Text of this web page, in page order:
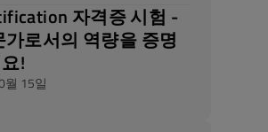
자격증 시험 -
가로서의 역량을 증명
!
월 15일